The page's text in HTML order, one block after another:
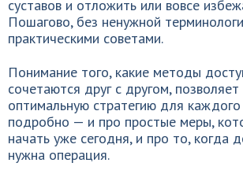
суставов и отложить или вовсе
Пошагово, без ненужной
практическими советами.
Понимание того, какие методы
сочетаются друг с другом,
оптимальную стратегию для каждого
подробно — и про простые меры,
начать уже сегодня, и про то, когда
нужна операция.